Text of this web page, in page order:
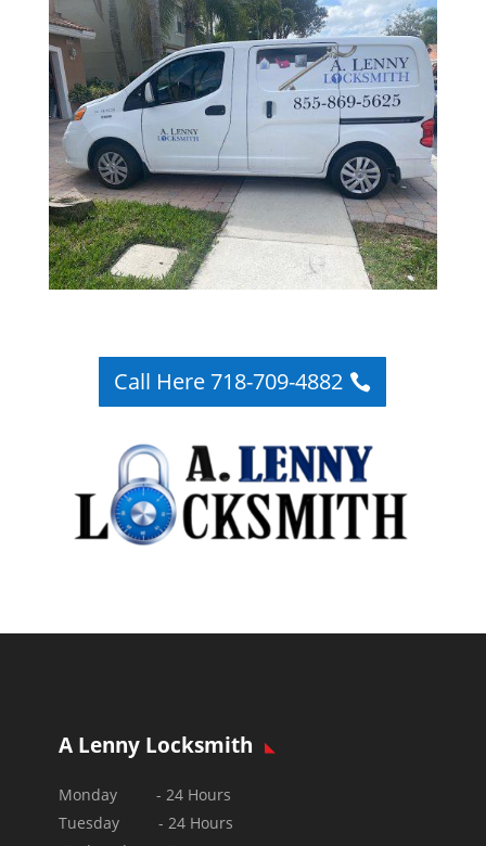
Call Here 718-709-4882
A Lenny Locksmith
Monday - 24 Hours
Tuesday - 24 Hours